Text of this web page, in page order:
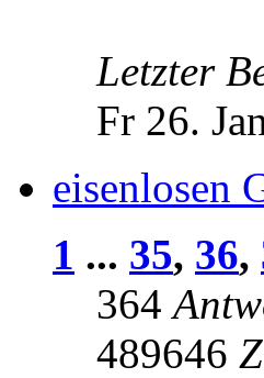
Letzter
Fr 26.
eisenlosen
1 ... 35, 36,
364
489646